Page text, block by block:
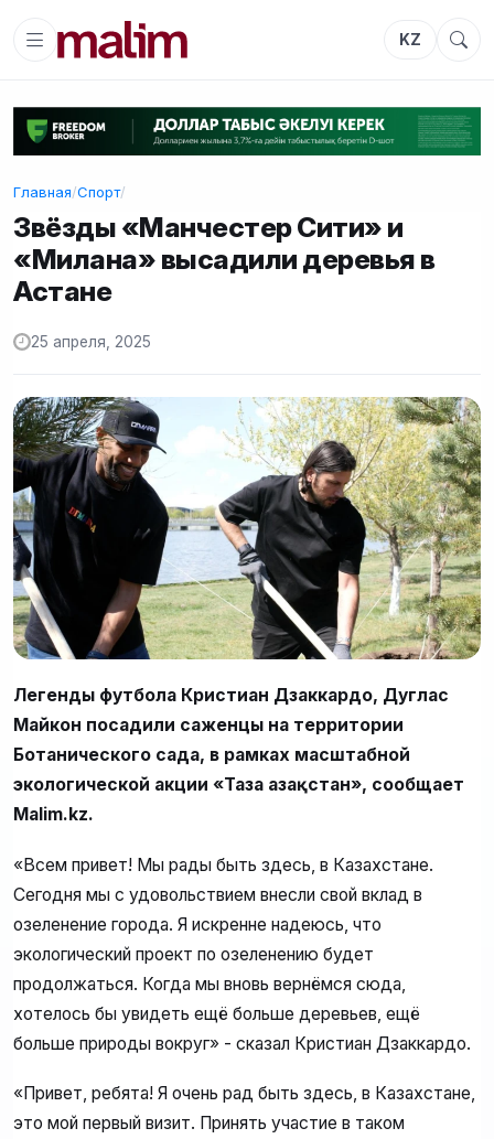
KZ
Главная/Спорт/
Звёзды «Манчестер Сити» и
«Милана» высадили деревья в
Астане
25 апреля, 2025
Легенды футбола Кристиан Дзаккардо, Дуглас
Майкон посадили саженцы на территории
Ботанического сада, в рамках масштабной
экологической акции «Таза Қазақстан», сообщает
Malim.kz.
«Всем привет! Мы рады быть здесь, в Казахстане.
Сегодня мы с удовольствием внесли свой вклад в
озеленение города. Я искренне надеюсь, что
экологический проект по озеленению будет
продолжаться. Когда мы вновь вернёмся сюда,
хотелось бы увидеть ещё больше деревьев, ещё
больше природы вокруг» - сказал Кристиан Дзаккардо.
«Привет, ребята! Я очень рад быть здесь, в Казахстане,
это мой первый визит. Принять участие в таком